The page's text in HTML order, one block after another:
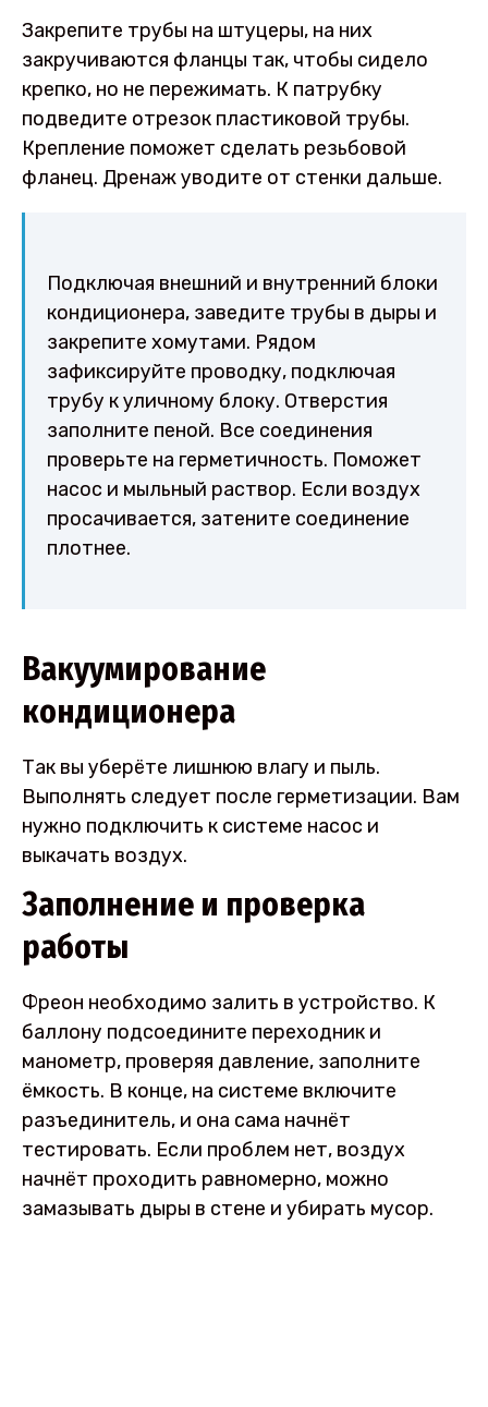
Закрепите трубы на штуцеры, на них
закручиваются фланцы так, чтобы сидело
крепко, но не пережимать. К патрубку
подведите отрезок пластиковой трубы.
Крепление поможет сделать резьбовой
фланец. Дренаж уводите от стенки дальше.
Подключая внешний и внутренний блоки
кондиционера, заведите трубы в дыры и
закрепите хомутами. Рядом
зафиксируйте проводку, подключая
трубу к уличному блоку. Отверстия
заполните пеной. Все соединения
проверьте на герметичность. Поможет
насос и мыльный раствор. Если воздух
просачивается, затените соединение
плотнее.
Вакуумирование
кондиционера
Так вы уберёте лишнюю влагу и пыль.
Выполнять следует после герметизации. Вам
нужно подключить к системе насос и
выкачать воздух.
Заполнение и проверка
работы
Фреон необходимо залить в устройство. К
баллону подсоедините переходник и
манометр, проверяя давление, заполните
ёмкость. В конце, на системе включите
разъединитель, и она сама начнёт
тестировать. Если проблем нет, воздух
начнёт проходить равномерно, можно
замазывать дыры в стене и убирать мусор.